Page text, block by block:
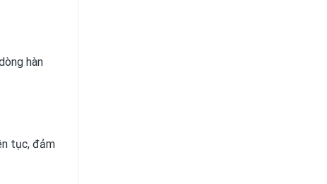
hàn
tục, đảm